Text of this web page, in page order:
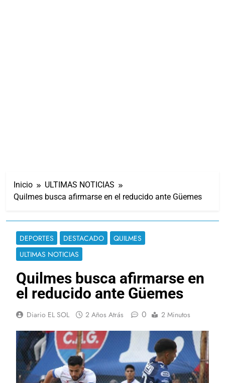
Inicio
ULTIMAS NOTICIAS
Quilmes busca afirmarse en el reducido ante Güemes
DEPORTES DESTACADO
QUILMES
ULTIMAS NOTICIAS
Quilmes busca afirmarse en
el reducido ante Güemes
Diario EL SOL 2 Años Atrás 0 2 Minutos